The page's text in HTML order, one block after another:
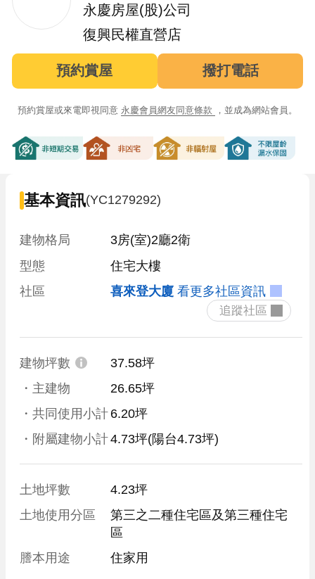
永慶房屋(股)公司
復興民權直營店
預約賞屋 撥打電話
預約賞屋或來電即視同意 永慶會員網友同意條款 ，並成為網站會員。
基本資訊(YC1279292)
建物格局
3房(室)2廳2衛
型態
住宅大樓
社區
喜來登大廈 看更多社區資訊
建物坪數
37.58坪
・主建物
26.65坪
・共同使用小計 6.20坪
・附屬建物小計4.73坪(陽台4.73坪)
土地坪數
4.23坪
土地使用分區
第三之二種住宅區及第三種住宅
區
謄本用途
住家用